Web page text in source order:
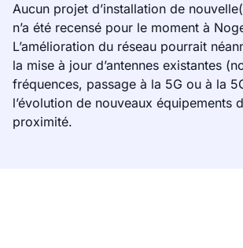
Aucun projet d’installation de
n’a été recensé pour le moment à
L’amélioration du réseau pourrait
la mise à jour d’antennes existantes
fréquences, passage à la 5G ou à la
l’évolution de nouveaux équipements
proximité.